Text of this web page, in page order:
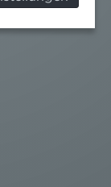
Ihre
ausüben.